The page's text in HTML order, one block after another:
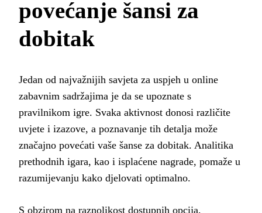
povećanje šansi za
dobitak
Jedan od najvažnijih savjeta za uspjeh u online
zabavnim sadržajima je da se upoznate s
pravilnikom igre. Svaka aktivnost donosi različite
uvjete i izazove, a poznavanje tih detalja može
značajno povećati vaše šanse za dobitak. Analitika
prethodnih igara, kao i isplaćene nagrade, pomaže u
razumijevanju kako djelovati optimalno.
S obzirom na raznolikost dostupnih opcija,